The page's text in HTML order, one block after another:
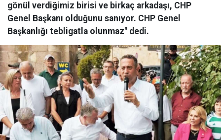
gönül verdiğimiz birisi ve birkaç arkadaşı, CHP
Genel Başkanı olduğunu sanıyor. CHP Genel
Başkanlığı tebligatla olunmaz" dedi.